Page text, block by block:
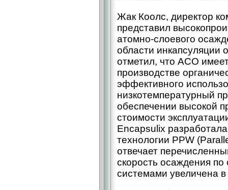
Жак Коолс, директор
представил
атомно-слоевого
области инкапсуляции
отметил, что АСО
производстве
эффективного
низкотемпературный
обеспечении высокой
стоимости
Encapsulix
технологии PPW
отвечает
скорость осаждения
системами увеличена